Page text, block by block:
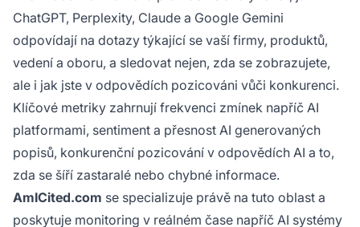
ChatGPT, Perplexity, Claude a Google Gemini
odpovídají na dotazy týkající se vaší firmy, produktů,
vedení a oboru, a sledovat nejen, zda se zobrazujete,
ale i jak jste v odpovědích pozicováni vůči konkurenci.
Klíčové metriky zahrnují frekvenci zmínek napříč AI
platformami, sentiment a přesnost AI generovaných
popisů, konkurenční pozicování v odpovědích AI a to,
zda se šíří zastaralé nebo chybné informace.
AmICited.com se specializuje právě na tuto oblast a
poskytuje monitoring v reálném čase napříč AI systémy